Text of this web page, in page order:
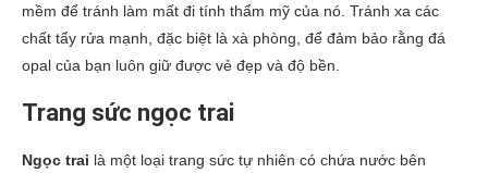
mềm để tránh làm mất đi tính thẩm mỹ của nó. Tránh xa các
chất tẩy rửa mạnh, đặc biệt là xà phòng, để đảm bảo rằng đá
opal của bạn luôn giữ được vẻ đẹp và độ bền.
Trang sức ngọc trai
Ngọc trai là một loại trang sức tự nhiên có chứa nước bên